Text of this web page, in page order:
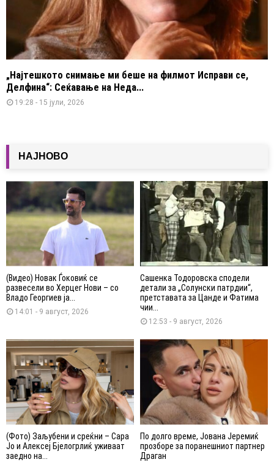
„Најтешкото снимање ми беше на филмот Исправи се,
Делфина“: Сеќавање на Неда...
19:28 - 15 јули, 2026
НАЈНОВО
(Видео) Новак Ѓоковиќ се
развесели во Херцег Нови – со
Владо Георгиев ја...
14:01 - 9 август, 2026
Сашенка Тодоровска сподели
детали за „Солунски патрдии“,
претставата за Цанде и Фатима
чии...
12:53 - 9 август, 2026
(Фото) Заљубени и среќни – Сара
Јо и Алексеј Бјелогрлиќ уживаат
заедно на...
По долго време, Јована Јеремиќ
прозборе за поранешниот партнер
Драган